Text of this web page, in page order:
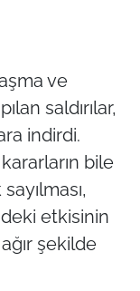
ve
saldırılar,
indirdi.
bile
etkisinin
ağır şekilde